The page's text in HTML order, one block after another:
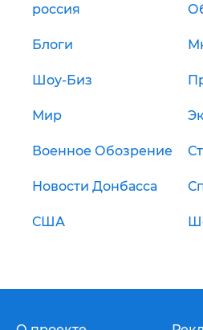
россия
Блоги
Шоу-Биз
Мир
Военное Обозрение
Новости Донбасса
США